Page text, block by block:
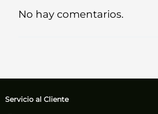
No hay comentarios.
Servicio al Cliente